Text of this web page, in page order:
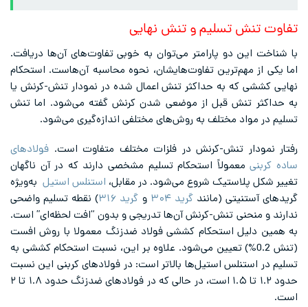
تفاوت تنش تسلیم و تنش نهایی
با شناخت این دو پارامتر می‌توان به خوبی تفاوت‌های آن‌ها دریافت.
اما یکی از مهم‌ترین تفاوت‌هایشان، نحوه محاسبه آن‌هاست. استحکام
نهایی کششی که به حداکثر تنش اعمال شده در نمودار تنش-کرنش یا
به حداکثر تنش قبل از موضعی شدن کرنش گفته می‌شود. اما تنش
تسلیم در مواد مختلف به روش‌های مختلفی اندازه‌گیری می‌شود.
رفتار نمودار تنش-کرنش در فلزات مختلف متفاوت است. فولادهای
ساده کربنیمعمولاً استحکام تسلیم مشخصی دارند که در آن ناگهان
تغییر شکل پلاستیک شروع می‌شود. در مقابل، استنلس استیل به‌ویژه
گریدهای آستنیتی‌ (مانندگرید ۳۰۴ و گرید ۳۱۶
) نقطه تسلیم واضحی
ندارند و منحنی تنش-کرنش آن‌ها تدریجی و بدون “افت لحظه‌ای” است.
به همین دلیل استحکام کششی فولاد ضدزنگ معمولا با روش افست
(تنش 0.2%) تعیین می‌شود. علاوه بر این، نسبت استحکام کششی به
تسلیم در استنلس استیل‌ها بالاتر است: در فولادهای کربنی این نسبت
حدود ۱.۲ تا ۱.۵ است، در حالی که در فولادهای ضدزنگ حدود ۱.۸ تا ۲
است.